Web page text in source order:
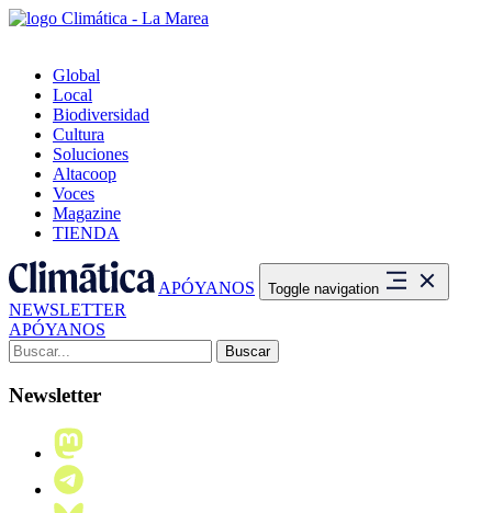
Global
Local
Biodiversidad
Cultura
Soluciones
Altacoop
Voces
Magazine
TIENDA
APÓYANOS Toggle navigation
NEWSLETTER
APÓYANOS
Buscar:
Newsletter